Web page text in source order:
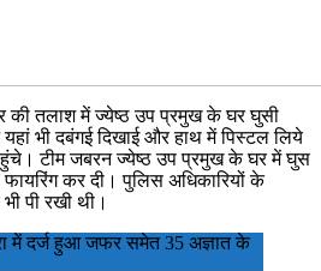
की तलाश में ज्येष्ठ उप प्रमुख के घर घुसी
भी दबंगई दिखाई और हाथ में पिस्टल लिये
पहुंचे। टीम जबरन ज्येष्ठ उप प्रमुख के घर में घुस
कर दी। पुलिस अधिकारियों के
पी रखी थी।
में दर्ज हुआ जफर समेत 35 अज्ञात के